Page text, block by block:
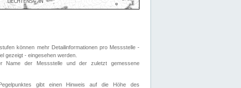
können mehr Detailinformationen pro Messstelle -
gezeigt - eingesehen werden.
Name der Messstelle und der zuletzt gemessene
gibt einen Hinweis auf die Höhe des